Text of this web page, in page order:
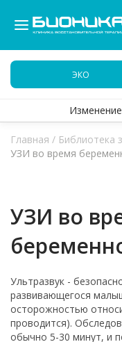
ЭКО
Главная / Библиотека
УЗИ во время
УЗИ во
Ультразвук -
развивающегося
осторожностью
проводится).
обычно 5-30 минут, и